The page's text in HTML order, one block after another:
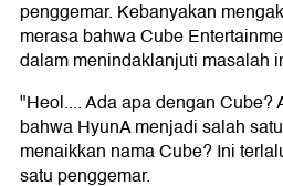
penggemar. Kebanyakan
merasa bahwa Cube
dalam menindaklanjuti masalah
"Heol.... Ada apa dengan Cube?
bahwa HyunA menjadi salah
menaikkan nama Cube? Ini
satu penggemar.